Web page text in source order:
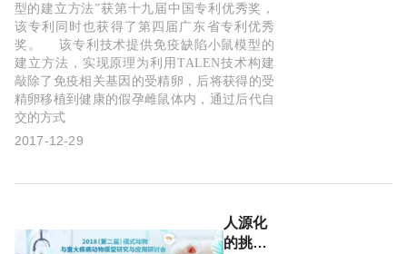
利优秀
奖
型的建立方法”获第十九届中国专利优秀奖，
该专利同时也获得了第四届广东省专利优秀
奖。 该专利技术提供免疫缺陷小鼠模型的
建立方法，实现原理为利用TALEN技术构建
敲除了免疫相关基因的受精卵，后将获得的受
精卵移植到健康的假孕雌鼠体内，通过后代自
交的方式
2017-12-29
人源化
的挑战